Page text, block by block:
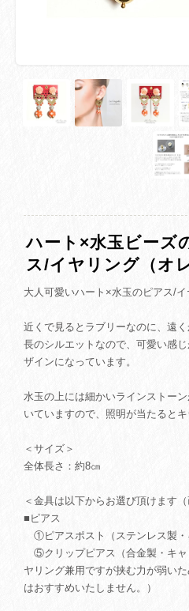
ハート×水玉ビーズ
ス/イヤリング（オ
大人可愛いハート×水玉のピアス/イ
近くで見るとラブリーなのに、遠
長のシルエットなので、可愛い感
ザインになっています。
水玉の上には細かいラインストー
いていますので、照明が当たるとキ
＜サイズ＞
全体長さ：約8㎝
＜金具は以下からお選び頂けます
■ピアス
①ピアスポスト（ステンレス製・
⑤クリップピアス（合金製・キャ
ヤリング兼用ですが挟む力が弱い
はおすすめいたしません。）